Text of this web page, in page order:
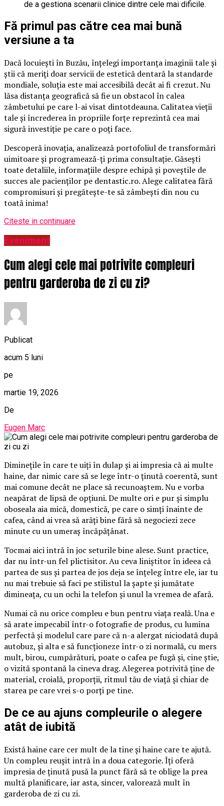
de a gestiona scenarii clinice dintre cele mai dificile.
Fă primul pas către cea mai bună
versiune a ta
Dacă locuiești în Buzău, înțelegi importanța imaginii tale și
știi că meriți doar servicii de estetică dentară la standarde
mondiale, soluția este mai accesibilă decât ai fi crezut. Nu
lăsa distanța geografică să fie un obstacol în calea
zâmbetului pe care l-ai visat dintotdeauna. Calitatea vieții
tale și încrederea în propriile forțe reprezintă cea mai
sigură investiție pe care o poți face.
Descoperă inovația, analizează portofoliul de transformări
uimitoare și programează-ți prima consultație. Găsești
toate detaliile, informațiile despre echipă și poveștile de
succes ale pacienților pe dentastic.ro. Alege calitatea fără
compromisuri și pregătește-te să zâmbești din nou cu
toată inima!
Citeste in continuare
Eveniment
Cum alegi cele mai potrivite compleuri
pentru garderoba de zi cu zi?
Publicat
acum 5 luni
pe
martie 19, 2026
De
Eugen Marc
Diminețile în care te uiți în dulap și ai impresia că ai multe
haine, dar nimic care să se lege într-o ținută coerentă, sunt
mai comune decât ne place să recunoaștem. Nu e vorba
neapărat de lipsă de opțiuni. De multe ori e pur și simplu
oboseala aia mică, domestică, pe care o simți înainte de
cafea, când ai vrea să arăți bine fără să negociezi zece
minute cu un umeraș încăpățânat.
Tocmai aici intră în joc seturile bine alese. Sunt practice,
dar nu într-un fel plictisitor. Au ceva liniștitor în ideea că
partea de sus și partea de jos deja se înțeleg între ele, iar tu
nu mai trebuie să faci pe stilistul la șapte și jumătate
dimineața, cu un ochi la telefon și unul la vremea de afară.
Numai că nu orice compleu e bun pentru viața reală. Una e
să arate impecabil într-o fotografie de produs, cu lumina
perfectă și modelul care pare că n-a alergat niciodată după
autobuz, și alta e să funcționeze într-o zi normală, cu mers
mult, birou, cumpărături, poate o cafea pe fugă și, cine știe,
o vizită spontană la cineva drag. Alegerea potrivită ține de
material, croială, proporții, ritmul tău de viață și chiar de
starea pe care vrei s-o porți pe tine.
De ce au ajuns compleurile o alegere
atât de iubită
Există haine care cer mult de la tine și haine care te ajută.
Un compleu reușit intră în a doua categorie. Îți oferă
impresia de ținută pusă la punct fără să te oblige la prea
multă planificare, iar asta, sincer, valorează mult în
garderoba de zi cu zi.